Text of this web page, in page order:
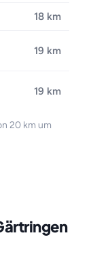
18 km
19 km
19 km
20 km um